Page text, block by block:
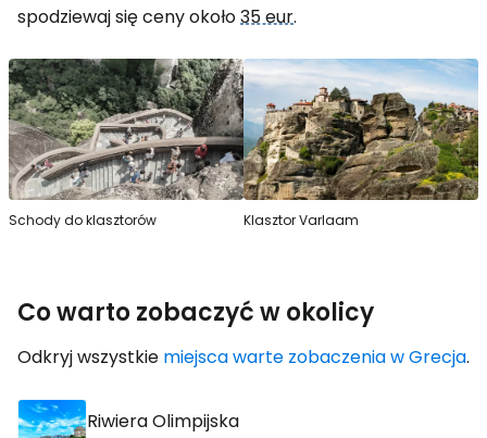
spodziewaj się ceny około35 eur.
Schody do klasztorów Klasztor Varlaam
Co warto zobaczyć w okolicy
Odkryj wszystkie miejsca warte zobaczenia w Grecja.
Riwiera Olimpijska